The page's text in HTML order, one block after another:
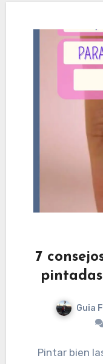
7
Guia
Pintar bien las uñas: algo que, por mucho